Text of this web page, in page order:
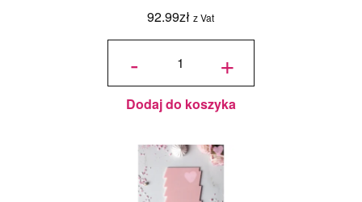
92.99zł z Vat
-
ilość Rant
pieczenia
tortów i
ciast -
Dorosiowe
Ranty -
12 cm, na
25 porcji
+
Dodaj do koszyka